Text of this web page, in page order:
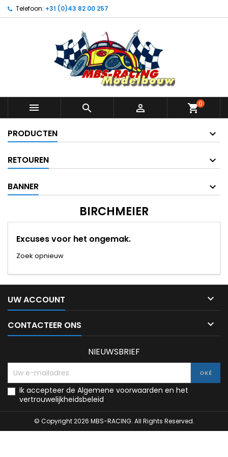
Telefoon: +31 (0)43 82 00 257
   shopping_cart0
PRODUCTEN
RETOUREN
BANNER
BIRCHMEIER
Excuses voor het ongemak.
Zoek opnieuw
UW ACCOUNT 
CONTACTEER ONS 
NIEUWSBRIEF
Ik accepteer de Algemene voorwaarden en het
vertrouwelijkheidsbeleid
© Copyright 2026 MBS-RACING. All Rights Reserved.